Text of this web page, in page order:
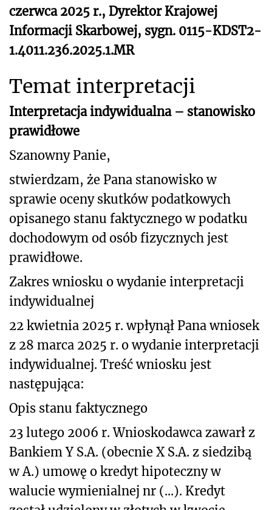
czerwca 2025 r., Dyrektor Krajowej
Informacji Skarbowej, sygn. 0115-KDST2-
1.4011.236.2025.1.MR
Temat interpretacji
Interpretacja indywidualna – stanowisko
prawidłowe
Szanowny Panie,
stwierdzam, że Pana stanowisko w
sprawie oceny skutków podatkowych
opisanego stanu faktycznego w podatku
dochodowym od osób fizycznych jest
prawidłowe.
Zakres wniosku o wydanie interpretacji
indywidualnej
22 kwietnia 2025 r. wpłynął Pana wniosek
z 28 marca 2025 r. o wydanie interpretacji
indywidualnej. Treść wniosku jest
następująca:
Opis stanu faktycznego
23 lutego 2006 r. Wnioskodawca zawarł z
Bankiem Y S.A. (obecnie X S.A. z siedzibą
w A.) umowę o kredyt hipoteczny w
walucie wymienialnej nr (...). Kredyt